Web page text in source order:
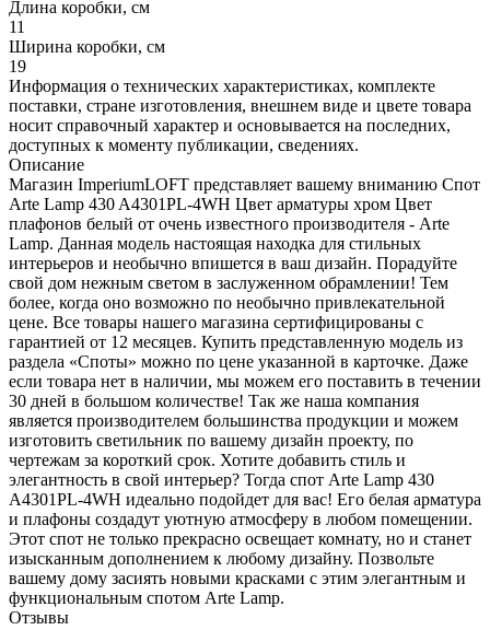
Длина коробки, см
11
Ширина коробки, см
19
Информация о технических характеристиках, комплекте
поставки, стране изготовления, внешнем виде и цвете товара
носит справочный характер и основывается на последних,
доступных к моменту публикации, сведениях.
Описание
Магазин ImperiumLOFT представляет вашему вниманию Спот
Arte Lamp 430 A4301PL-4WH Цвет арматуры хром Цвет
плафонов белый от очень известного производителя - Arte
Lamp. Данная модель настоящая находка для стильных
интерьеров и необычно впишется в ваш дизайн. Порадуйте
свой дом нежным светом в заслуженном обрамлении! Тем
более, когда оно возможно по необычно привлекательной
цене. Все товары нашего магазина сертифицированы с
гарантией от 12 месяцев. Купить представленную модель из
раздела «Споты» можно по цене указанной в карточке. Даже
если товара нет в наличии, мы можем его поставить в течении
30 дней в большом количестве! Так же наша компания
является производителем большинства продукции и можем
изготовить светильник по вашему дизайн проекту, по
чертежам за короткий срок. Хотите добавить стиль и
элегантность в свой интерьер? Тогда спот Arte Lamp 430
A4301PL-4WH идеально подойдет для вас! Его белая арматура
и плафоны создадут уютную атмосферу в любом помещении.
Этот спот не только прекрасно освещает комнату, но и станет
изысканным дополнением к любому дизайну. Позвольте
вашему дому засиять новыми красками с этим элегантным и
функциональным спотом Arte Lamp.
Отзывы